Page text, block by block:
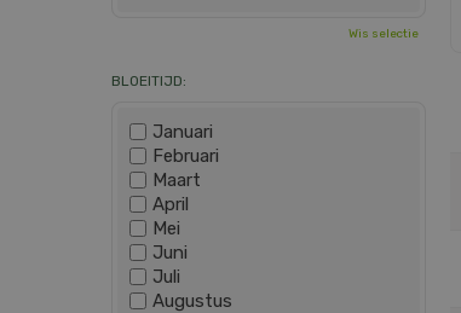
Wis selectie
BLOEITIJD:
Januari
Februari
Maart
April
Mei
Juni
Juli
Augustus